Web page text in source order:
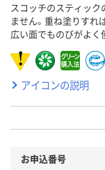
スコッチのスティック
ません。重ね塗りすれ
広い面でものびがよく
アイコンの説明
お申込番号